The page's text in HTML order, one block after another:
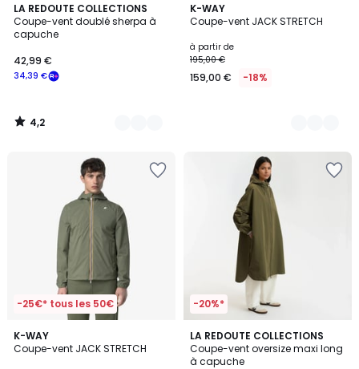
LA REDOUTE COLLECTIONS
Coupe-vent doublé sherpa à
capuche
34,39 €
42,99 €
4,2
/ 5
3
Couleurs
4,2
/
K-WAY
Coupe-vent JACK STRETCH
à partir de
195,00 €
159,00 € -18%
2
Couleurs
-25€* tous les 50€
K-WAY
Coupe-vent JACK STRETCH
2
Couleurs
-20%*
LA REDOUTE COLLECTIONS
Coupe-vent oversize maxi long
à capuche
4,7
/ 5
2
Couleurs